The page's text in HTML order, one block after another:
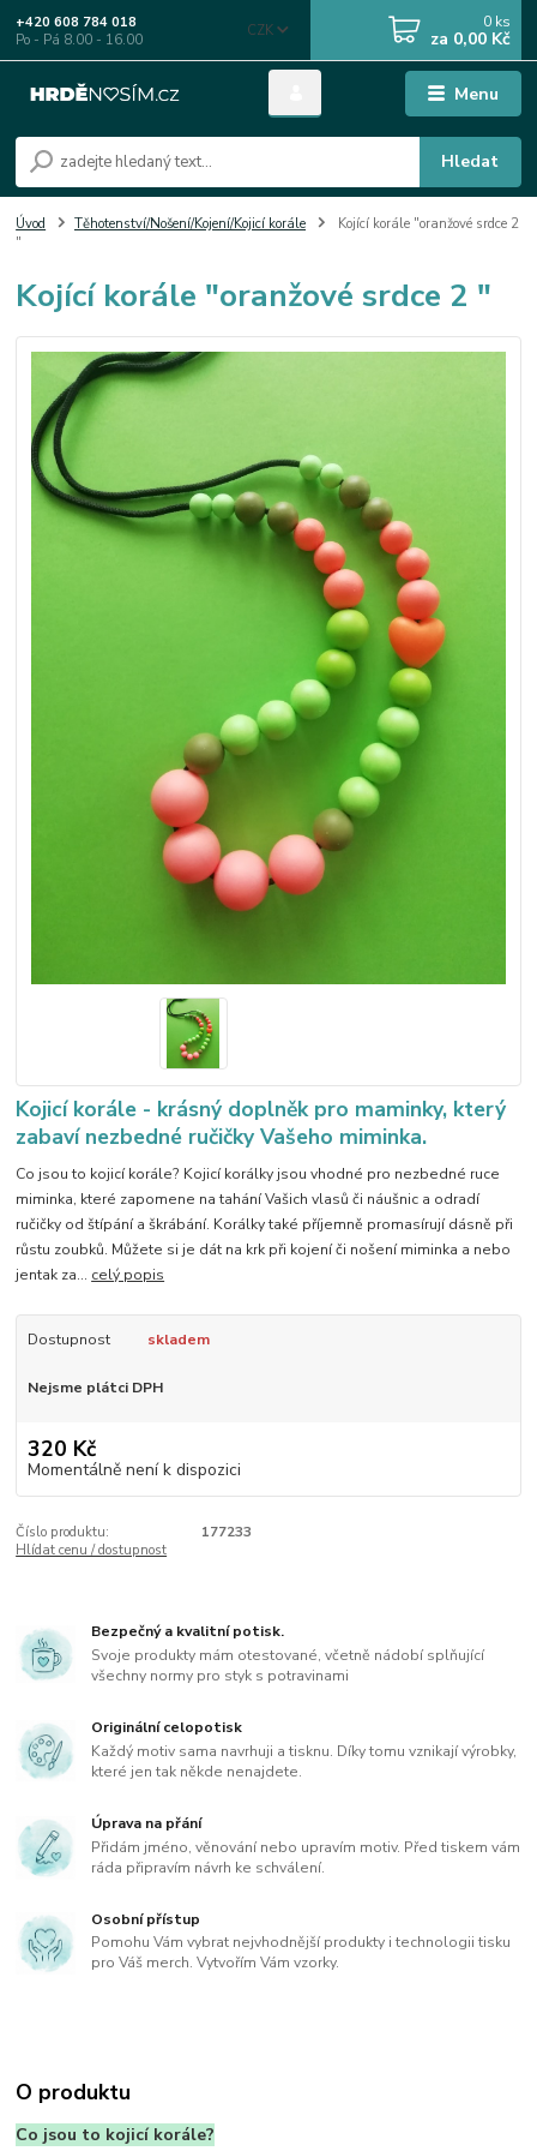
Menu
CZK
Hledat
+420 608 784 018
Po - Pá 8.00 - 16.00
0 ks
za 0,00 Kč
Úvod Těhotenství/Nošení/Kojení/Kojicí korále
Kojící korále "oranžové srdce 2
"
Kojící korále "oranžové srdce 2 "
Kojicí korále - krásný doplněk pro maminky, který
zabaví nezbedné ručičky Vašeho miminka.
Co jsou to kojicí korále? Kojicí korálky jsou vhodné pro nezbedné ruce
miminka, které zapomene na tahání Vašich vlasů či náušnic a odradí
ručičky od štípání a škrábání. Korálky také příjemně promasírují dásně při
růstu zoubků. Můžete si je dát na krk při kojení či nošení miminka a nebo
jentak za... celý popis
Dostupnost skladem
Nejsme plátci DPH
320 Kč
Momentálně není k dispozici
Číslo produktu:
177233
Hlídat cenu / dostupnost
Bezpečný a kvalitní potisk.
Svoje produkty mám otestované, včetně nádobí splňující
všechny normy pro styk s potravinami
Originální celopotisk
Každý motiv sama navrhuji a tisknu. Díky tomu vznikají výrobky,
které jen tak někde nenajdete.
Úprava na přání
Přidám jméno, věnování nebo upravím motiv. Před tiskem vám
ráda připravím návrh ke schválení.
Osobní přístup
Pomohu Vám vybrat nejvhodnější produkty i technologii tisku
pro Váš merch. Vytvořím Vám vzorky.
O produktu
Co jsou to kojicí korále?